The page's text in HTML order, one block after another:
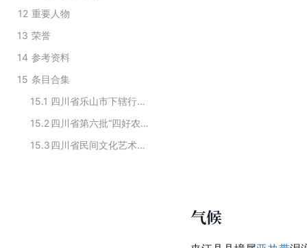
12 重要人物
13 荣誉
14 参考资料
15 条目合集
15.1
四川省乐山市下辖行政区划
15.2
四川省第六批“四好农村路”省级示范县名单
15.3
四川省民间文化艺术之乡
气候